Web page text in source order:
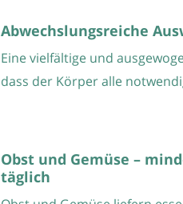
Abwechslungsreiche
Eine vielfältige und
dass der Körper alle
Obst und Gemüse –
täglich